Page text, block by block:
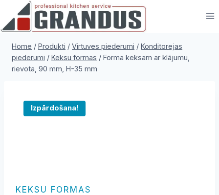
content
Home / Produkti / Virtuves piederumi / Konditorejas
piederumi / Keksu formas / Forma keksam ar klājumu,
rievota, 90 mm, H-35 mm
Izpārdošana!
KEKSU FORMAS